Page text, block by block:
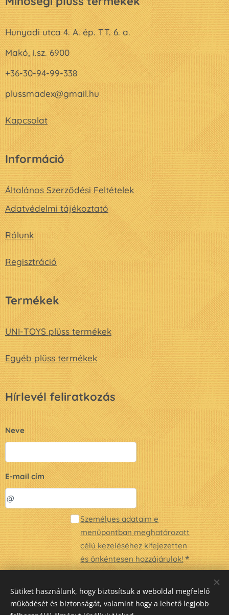
Hunyadi utca 4. A. ép. TT. 6. a.
Makó, i.sz. 6900
+36-30-94-99-338
plussmadex@gmail.hu
Kapcsolat
Információ
Általános Szerződési Feltételek
Adatvédelmi tájékoztató
Rólunk
Regisztráció
Termékek
UNI-TOYS plüss termékek
Egyéb plüss termékek
Hírlevél feliratkozás
Neve
E-mail cím
Személyes adataim e
menüpontban meghatározott
célú kezeléséhez kifejezetten
és önkéntesen hozzájárulok!
Küldés
Sütiket használunk, hogy biztosítsuk a weboldal megfelelő
működését és biztonságát, valamint hogy a lehető legjobb